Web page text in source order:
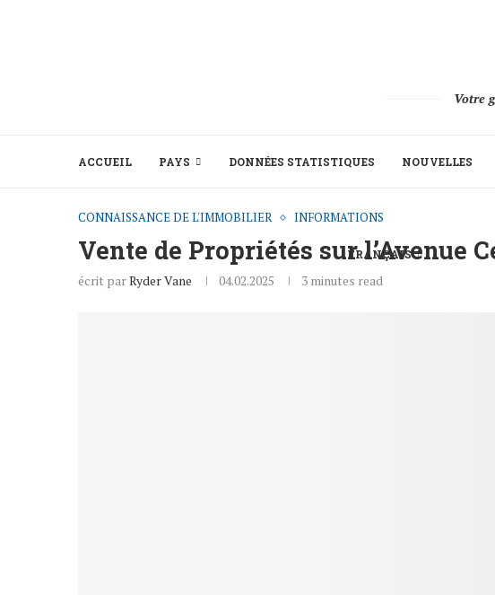
Votre
ACCUEIL PAYS DONNÉES STATISTIQUES NOUVELLES
FRANÇAIS
CONNAISSANCE DE L'IMMOBILIER INFORMATIONS
Vente de Propriétés sur l’Avenue
écrit parRyder Vane 04.02.2025 3 minutes read